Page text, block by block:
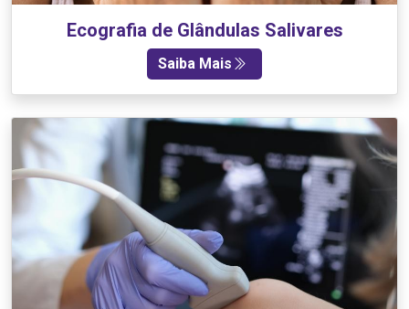
Ecografia de Glândulas Salivares
Saiba Mais